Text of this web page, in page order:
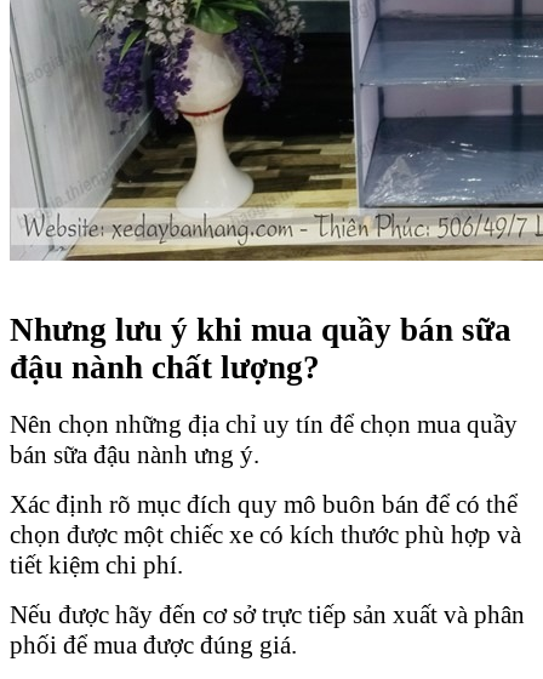
Nhưng lưu ý khi mua quầy bán sữa
đậu nành chất lượng?
Nên chọn những địa chỉ uy tín để chọn mua quầy
bán sữa đậu nành ưng ý.
Xác định rõ mục đích quy mô buôn bán để có thể
chọn được một chiếc xe có kích thước phù hợp và
tiết kiệm chi phí.
Nếu được hãy đến cơ sở trực tiếp sản xuất và phân
phối để mua được đúng giá.